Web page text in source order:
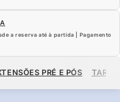
a reserva até à partida | Pagamento
PRÉ E PÓS